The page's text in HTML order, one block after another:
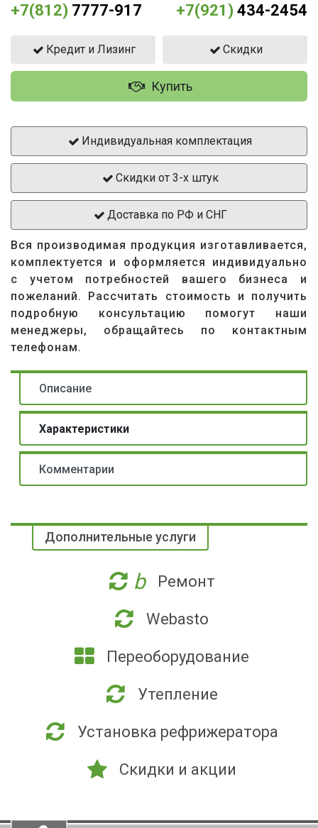
+7(812) 7777-917 +7(921) 434-2454
Кредит и Лизинг Скидки
Купить
Индивидуальная комплектация
Скидки от 3-х штук
Доставка по РФ и СНГ
Вся производимая продукция изготавливается,
комплектуется и оформляется индивидуально
с учетом потребностей вашего бизнеса и
пожеланий. Рассчитать стоимость и получить
подробную консультацию помогут наши
менеджеры, обращайтесь по контактным
телефонам.
Описание
Характеристики
Комментарии
Дополнительные услуги
b Ремонт
Webasto
Переоборудование
Утепление
Установка рефрижератора
Скидки и акции